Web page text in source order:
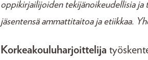
oppikirjailijoiden tekijänoikeudellisia ja
jäsentensä ammattitaitoa ja etiikkaa.
Korkeakouluharjoittelija